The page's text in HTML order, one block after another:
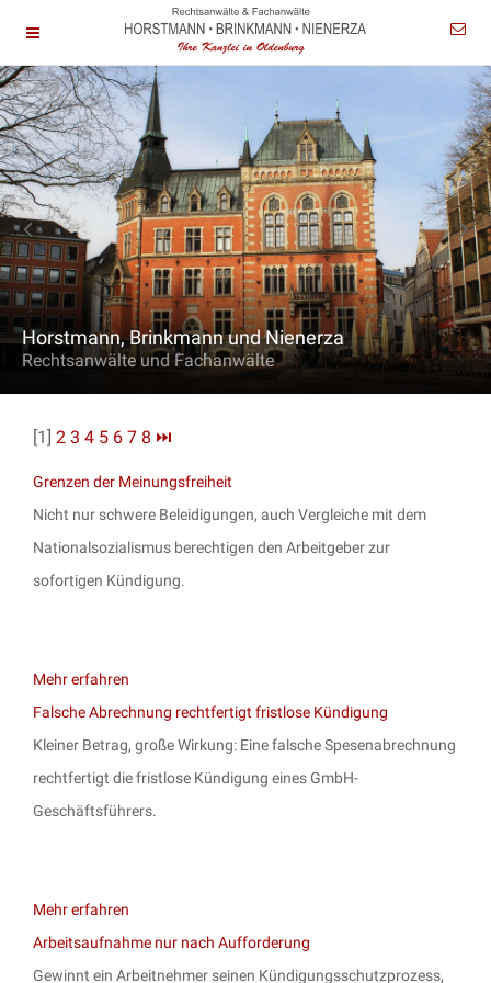
Horstmann, Brinkmann und Nienerza
Rechtsanwälte und Fachanwälte
[1] 2 3 4 5 6 7 8 ⏭
Grenzen der Meinungsfreiheit
Nicht nur schwere Beleidigungen, auch Vergleiche mit dem
Nationalsozialismus berechtigen den Arbeitgeber zur
sofortigen Kündigung.
Mehr erfahren
Falsche Abrechnung rechtfertigt fristlose Kündigung
Kleiner Betrag, große Wirkung: Eine falsche Spesenabrechnung
rechtfertigt die fristlose Kündigung eines GmbH-
Geschäftsführers.
Mehr erfahren
Arbeitsaufnahme nur nach Aufforderung
Gewinnt ein Arbeitnehmer seinen Kündigungsschutzprozess,